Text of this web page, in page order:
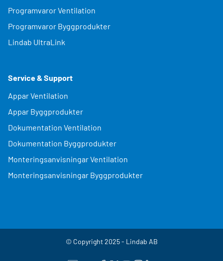
Programvaror Ventilation
Programvaror Byggprodukter
Lindab UltraLink
Service & Support
Appar Ventilation
Appar Byggprodukter
Dokumentation Ventilation
Dokumentation Byggprodukter
Monteringsanvisningar Ventilation
Monteringsanvisningar Byggprodukter
© Copyright 2025 - Lindab AB